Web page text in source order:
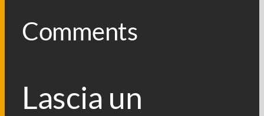
Comments
Lascia un